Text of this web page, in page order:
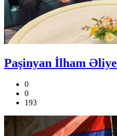
Paşinyan İlham
0
0
193